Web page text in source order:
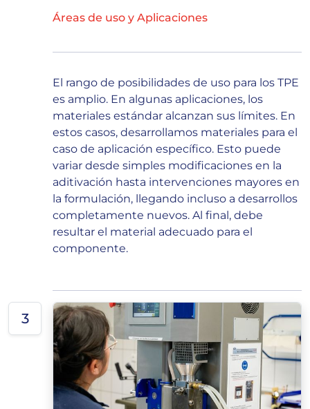
Áreas de uso y Aplicaciones
El rango de posibilidades de uso para los TPE
es amplio. En algunas aplicaciones, los
materiales estándar alcanzan sus límites. En
estos casos, desarrollamos materiales para el
caso de aplicación específico. Esto puede
variar desde simples modificaciones en la
aditivación hasta intervenciones mayores en
la formulación, llegando incluso a desarrollos
completamente nuevos. Al final, debe
resultar el material adecuado para el
componente.
3